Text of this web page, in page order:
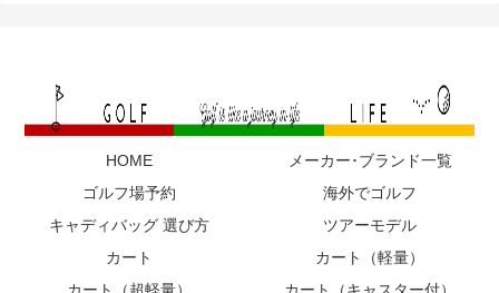
HOME
メーカー･ブランド一覧
ゴルフ場予約
海外でゴルフ
キャディバッグ 選び方
ツアーモデル
カート
カート（軽量）
カート（超軽量）
カート（キャスター付）